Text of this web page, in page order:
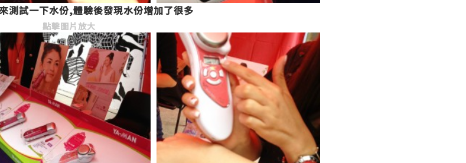
試一下水份,體驗後發現水份增加了很多
點擊圖片放大